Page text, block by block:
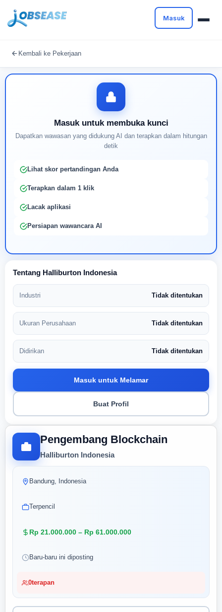
Masuk
Kembali ke Pekerjaan
Pengembang Blockchain
Halliburton Indonesia
Bandung, Indonesia
Terpencil
Rp 21.000.000 – Rp 61.000.000
Baru-baru ini diposting
0terapan
Masuk untuk membuka kunci
Dapatkan wawasan yang didukung AI dan terapkan dalam hitungan
detik
Lihat skor pertandingan Anda
Terapkan dalam 1 klik
Lacak aplikasi
Persiapan wawancara AI
Tentang Halliburton Indonesia
Industri Tidak ditentukan
Ukuran Perusahaan Tidak ditentukan
Didirikan Tidak ditentukan
Masuk untuk Melamar
Buat Profil
Buat profil Anda untuk membuka kunci pencocokan